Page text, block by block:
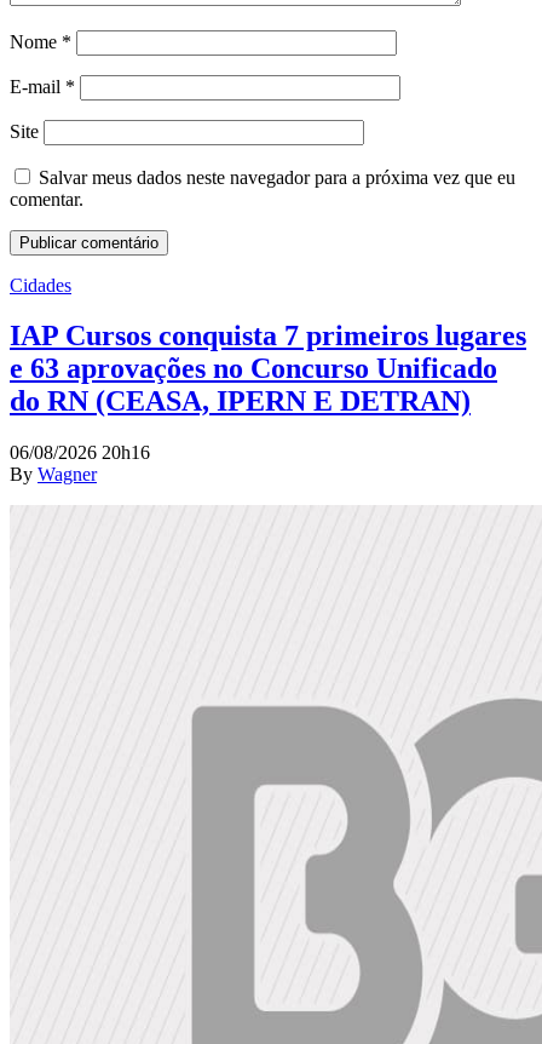
Nome *
E-mail *
Site
Salvar meus dados neste navegador para a próxima vez que eu
comentar.
Cidades
IAP Cursos conquista 7 primeiros lugares
e 63 aprovações no Concurso Unificado
do RN (CEASA, IPERN E DETRAN)
06/08/2026 20h16
By Wagner